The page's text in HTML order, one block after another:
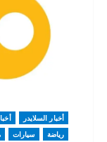
أخبار السلايدر
رياضة
سيارات